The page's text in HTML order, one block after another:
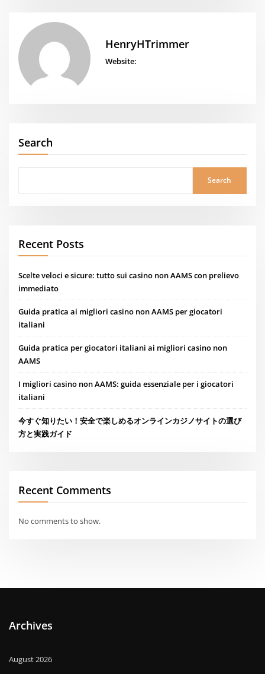
HenryHTrimmer
Website:
Search
Search
Recent Posts
Scelte veloci e sicure: tutto sui casino non AAMS con prelievo
immediato
Guida pratica ai migliori casino non AAMS per giocatori
italiani
Guida pratica per giocatori italiani ai migliori casino non
AAMS
I migliori casino non AAMS: guida essenziale per i giocatori
italiani
今すぐ知りたい！安全で楽しめるオンラインカジノサイトの選び
方と実践ガイド
Recent Comments
No comments to show.
Archives
August 2026